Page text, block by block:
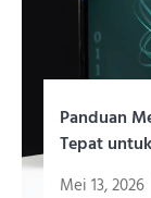
Panduan
Tepat
Mei 13, 2026